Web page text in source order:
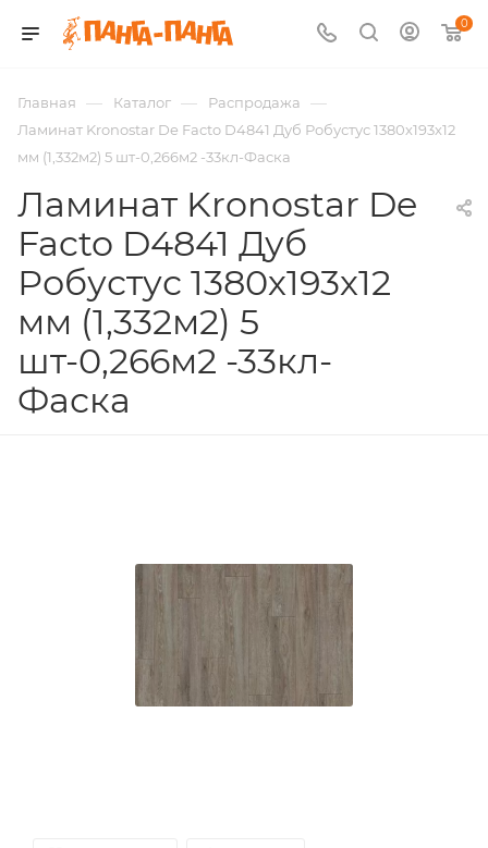
0
Главная — Каталог — Распродажа —
Ламинат Kronostar De Facto D4841 Дуб Робустус 1380х193х12
мм (1,332м2) 5 шт-0,266м2 -33кл-Фаска
Ламинат Kronostar De
Facto D4841 Дуб
Робустус 1380х193х12
мм (1,332м2) 5
шт-0,266м2 -33кл-
Фаска